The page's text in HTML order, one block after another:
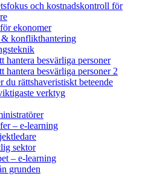
och kostnadskontroll för
ekonomer
konflikthantering
hantera besvärliga personer
hantera besvärliga personer 2
du rättshaveristiskt beteende
verktyg
– e-learning
sektor
– e-learning
grunden